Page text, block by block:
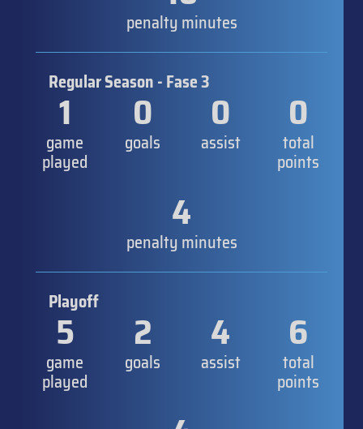
penalty minutes
Regular Season - Fase 3
1
game
played
0
goals
0
assist
0
total
points
4
penalty minutes
Playoff
5
game
played
2
goals
4
assist
6
total
points